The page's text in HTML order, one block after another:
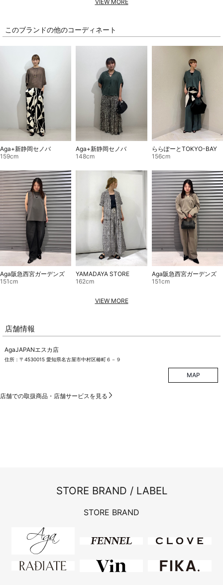
VIEW MORE
このブランドの他のコーディネート
Aga+新静岡セノバ
159cm
Aga+新静岡セノバ
148cm
ららぽーとTOKYO-BAY
156cm
Aga阪急西宮ガーデンズ
151cm
YAMADAYA STORE
162cm
Aga阪急西宮ガーデンズ
151cm
VIEW MORE
店舗情報
AgaJAPANエスカ店
住所：〒4530015 愛知県名古屋市中村区椿町６－９
MAP
店舗での取扱商品・店舗サービスを見る
STORE BRAND / LABEL
STORE BRAND